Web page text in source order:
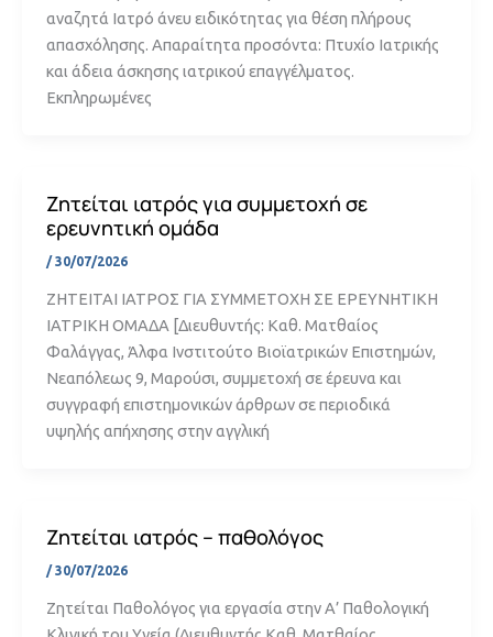
αναζητά Ιατρό άνευ ειδικότητας για θέση πλήρους
απασχόλησης. Απαραίτητα προσόντα: Πτυχίο Ιατρικής
και άδεια άσκησης ιατρικού επαγγέλματος.
Εκπληρωμένες
Ζητείται ιατρός για συμμετοχή σε
ερευνητική ομάδα
/30/07/2026
ΖΗΤΕΙΤΑΙ ΙΑΤΡΟΣ ΓΙΑ ΣΥΜΜΕΤΟΧΗ ΣΕ ΕΡΕΥΝΗΤΙΚΗ
ΙΑΤΡΙΚΗ ΟΜΑΔΑ [Διευθυντής: Καθ. Ματθαίος
Φαλάγγας, Άλφα Ινστιτούτο Βιοϊατρικών Επιστημών,
Νεαπόλεως 9, Μαρούσι, συμμετοχή σε έρευνα και
συγγραφή επιστημονικών άρθρων σε περιοδικά
υψηλής απήχησης στην αγγλική
Ζητείται ιατρός – παθολόγος
/30/07/2026
Ζητείται Παθολόγος για εργασία στην Α’ Παθολογική